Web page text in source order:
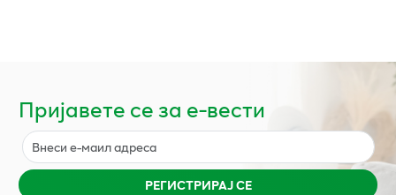
Пријавете се за е-вести
РЕГИСТРИРАЈ СЕ